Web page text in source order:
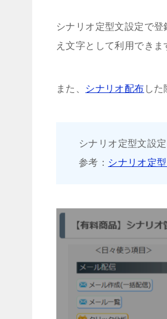
シナリオ定型文設定で
え文字として利用できま
また、 シナリオ配布 し
シナリオ定型文設
参考： シナリオ定